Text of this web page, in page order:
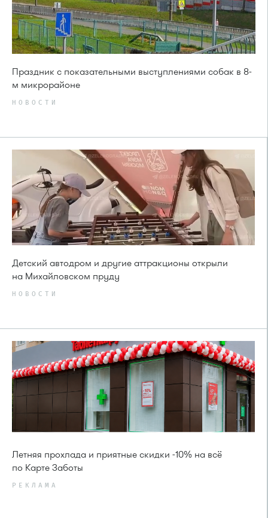
Праздник с показательными выступлениями собак в 8-
м микрорайоне
НОВОСТИ
Детский автодром и другие аттракционы открыли
на Михайловском пруду
НОВОСТИ
Летняя прохлада и приятные скидки -10% на всё
по Карте Заботы
РЕКЛАМА